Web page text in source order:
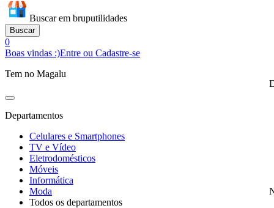
Buscar em bruputilidades
Buscar
0
Boas vindas :)Entre ou Cadastre-se
Tem no Magalu
Departamentos
Celulares e Smartphones
TV e Vídeo
Eletrodomésticos
Móveis
Informática
Moda
Todos os departamentos